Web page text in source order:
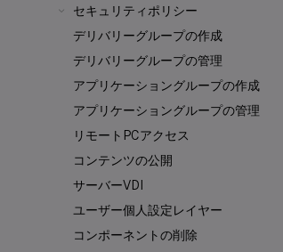
セキュリティポリシー
デリバリーグループの作成
デリバリーグループの管理
アプリケーショングループの作成
アプリケーショングループの管理
リモートPCアクセス
コンテンツの公開
サーバーVDI
ユーザー個人設定レイヤー
コンポーネントの削除